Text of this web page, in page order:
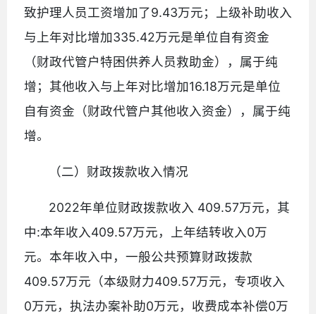
致护理人员工资增加了9.43万元；上级补助收入
与上年对比增加335.42万元是单位自有资金
（财政代管户特困供养人员救助金），属于纯
增；其他收入与上年对比增加16.18万元是单位
自有资金（财政代管户其他收入资金），属于纯
增。
（二）财政拨款收入情况
2022年单位财政拨款收入 409.57万元，其
中:本年收入409.57万元，上年结转收入0万
元。本年收入中，一般公共预算财政拨款
409.57万元（本级财力409.57万元，专项收入
0万元，执法办案补助0万元，收费成本补偿0万